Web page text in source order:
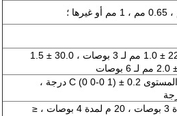
16.0 ± 1.0 مم لـ 2 بوصة ، 22.0 ± 1.0 مم لـ 3 بوصات ، 30.0 ± 1.5
طائرة (1 1-2 0) ± 0.2 درجة ؛المستوى C (0 0-0 1) ± 0.2 درجة ،
≤10 م ل 2 بوصات ، 15 م لمدة 3 بوصات ، 20 م لمدة 4 بوصات ، ≤